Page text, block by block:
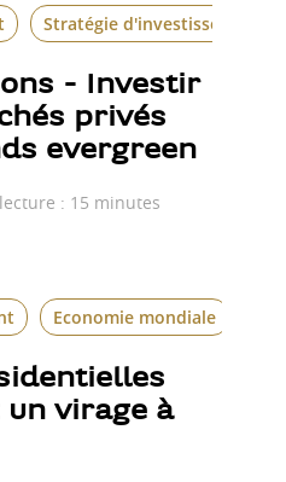
Stratégie d'investissement
- Investir
privés
evergreen
: 15 minutes
Economie mondiale
un virage à